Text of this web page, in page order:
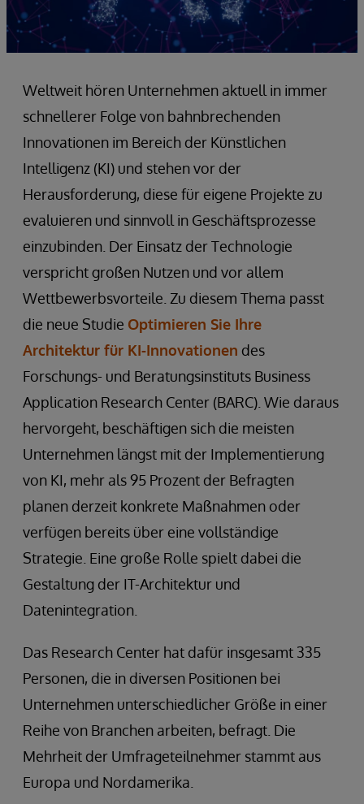
Weltweit hören Unternehmen aktuell in immer
schnellerer Folge von bahnbrechenden
Innovationen im Bereich der Künstlichen
Intelligenz (KI) und stehen vor der
Herausforderung, diese für eigene Projekte zu
evaluieren und sinnvoll in Geschäftsprozesse
einzubinden. Der Einsatz der Technologie
verspricht großen Nutzen und vor allem
Wettbewerbsvorteile. Zu diesem Thema passt
die neue Studie Optimieren Sie Ihre
Architektur für KI-Innovationen des
Forschungs- und Beratungsinstituts Business
Application Research Center (BARC). Wie daraus
hervorgeht, beschäftigen sich die meisten
Unternehmen längst mit der Implementierung
von KI, mehr als 95 Prozent der Befragten
planen derzeit konkrete Maßnahmen oder
verfügen bereits über eine vollständige
Strategie. Eine große Rolle spielt dabei die
Gestaltung der IT-Architektur und
Datenintegration.
Das Research Center hat dafür insgesamt 335
Personen, die in diversen Positionen bei
Unternehmen unterschiedlicher Größe in einer
Reihe von Branchen arbeiten, befragt. Die
Mehrheit der Umfrageteilnehmer stammt aus
Europa und Nordamerika.